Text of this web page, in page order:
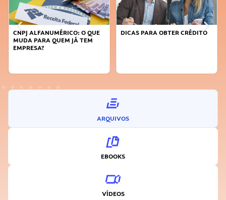
DICAS PARA OBTER CRÉDITO
FAÇA A DIFERENÇA: SEJA
ARQUIVOS
EBOOKS
VÍDEOS